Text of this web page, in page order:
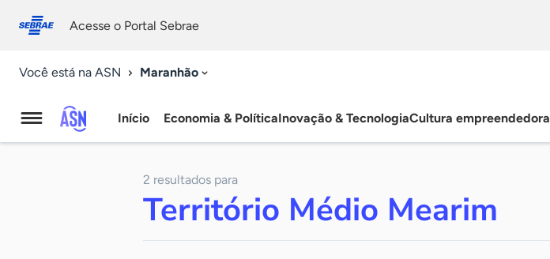
conosco
Acesse o Portal Sebrae
Você está na ASN Maranhão
Agência
Notícias
Início Economia & PolíticaInovação & TecnologiaCultura empreendedora
2 resultados para
Território Médio Mearim